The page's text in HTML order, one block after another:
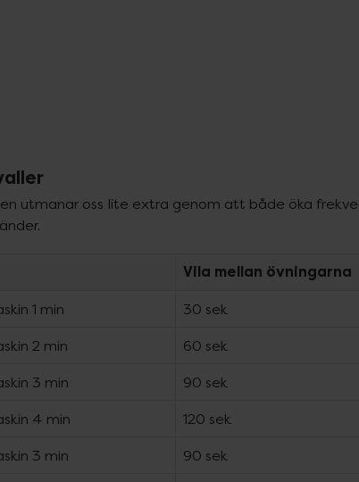
utmanar oss lite extra genom att både öka
Vila mellan övningarna
1 min 30 sek
2 min 60 sek
3 min 90 sek
4 min 120 sek
3 min 90 sek